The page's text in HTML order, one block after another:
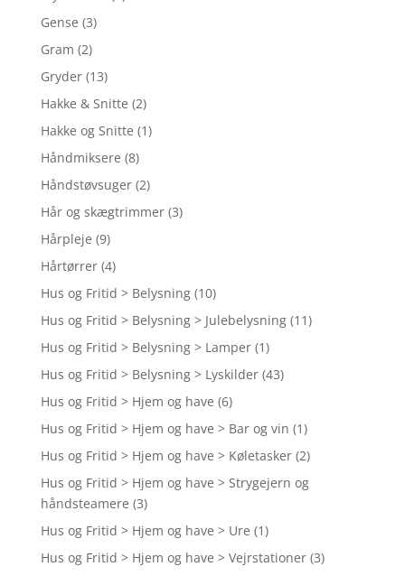
Gense (3)
Gram (2)
Gryder (13)
Hakke & Snitte (2)
Hakke og Snitte (1)
Håndmiksere (8)
Håndstøvsuger (2)
Hår og skægtrimmer (3)
Hårpleje (9)
Hårtørrer (4)
Hus og Fritid > Belysning (10)
Hus og Fritid > Belysning > Julebelysning (11)
Hus og Fritid > Belysning > Lamper (1)
Hus og Fritid > Belysning > Lyskilder (43)
Hus og Fritid > Hjem og have (6)
Hus og Fritid > Hjem og have > Bar og vin (1)
Hus og Fritid > Hjem og have > Køletasker (2)
Hus og Fritid > Hjem og have > Strygejern og
håndsteamere (3)
Hus og Fritid > Hjem og have > Ure (1)
Hus og Fritid > Hjem og have > Vejrstationer (3)